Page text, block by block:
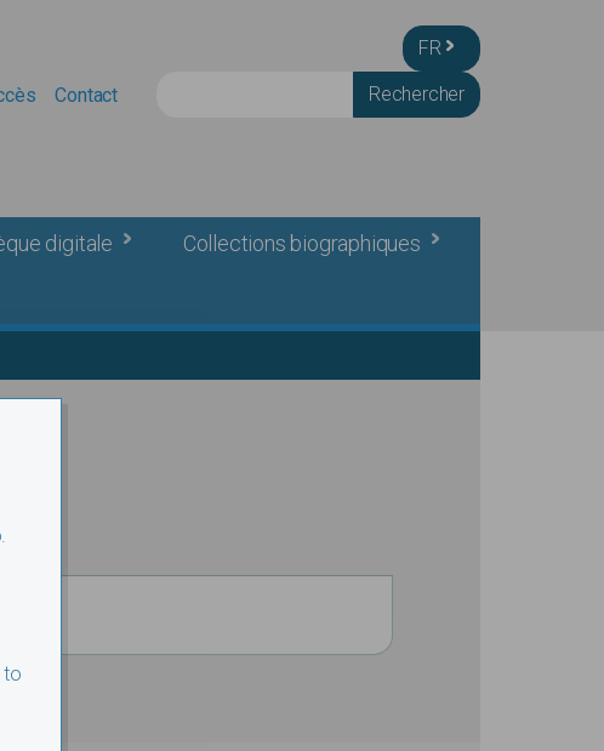
FR
Contact
digitale Collections biographiques
to